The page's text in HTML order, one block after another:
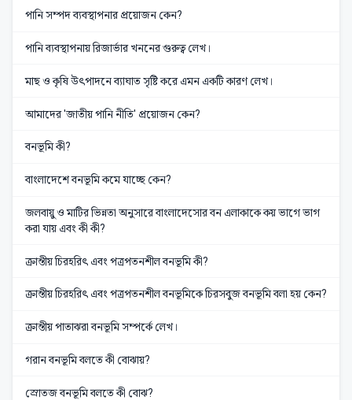
পানি সম্পদ ব্যবস্থাপনার প্রয়োজন কেন?
পানি ব্যবস্থাপনায় রিজার্ভার খননের গুরুত্ব লেখ।
মাছ ও কৃষি উৎপাদনে ব্যাঘাত সৃষ্টি করে এমন একটি কারণ লেখ।
আমাদের 'জাতীয় পানি নীতি' প্রয়োজন কেন?
বনভূমি কী?
বাংলাদেশে বনভূমি কমে যাচ্ছে কেন?
জলবায়ু ও মাটির ভিন্নতা অনুসারে বাংলাদেসোর বন এলাকাকে কয় ভাগে ভাগ
করা যায় এবং কী কী?
ক্রান্তীয় চিরহরিৎ এবং পত্রপতনশীল বনভূমি কী?
ক্রান্তীয় চিরহরিৎ এবং পত্রপতনশীল বনভূমিকে চিরসবুজ বনভূমি বলা হয় কেন?
ক্রান্তীয় পাতাঝরা বনভূমি সম্পর্কে লেখ।
গরান বনভূমি বলতে কী বোঝায়?
স্রোতজ বনভূমি বলতে কী বোঝ?